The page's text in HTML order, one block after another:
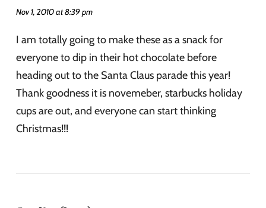
Nov 1, 2010 at 8:39 pm
I am totally going to make these as a snack for
everyone to dip in their hot chocolate before
heading out to the Santa Claus parade this year!
Thank goodness it is novemeber, starbucks holiday
cups are out, and everyone can start thinking
Christmas!!!